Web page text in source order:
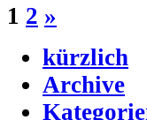
1 2 »
kürzlich
Archive